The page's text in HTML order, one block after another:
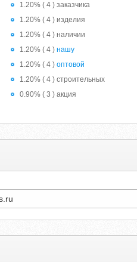
1.20% ( 4 ) заказчика
1.20% ( 4 ) изделия
1.20% ( 4 ) наличии
1.20% ( 4 ) нашу
1.20% ( 4 ) оптовой
1.20% ( 4 ) строительных
0.90% ( 3 ) акция